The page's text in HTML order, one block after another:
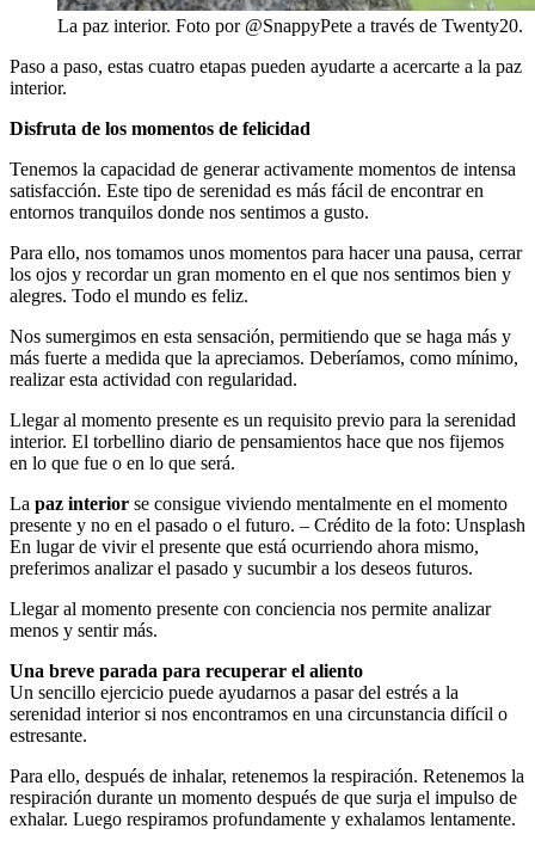
La paz interior. Foto por @SnappyPete a través de Twenty20.
Paso a paso, estas cuatro etapas pueden ayudarte a acercarte a la paz
interior.
Disfruta de los momentos de felicidad
Tenemos la capacidad de generar activamente momentos de intensa
satisfacción. Este tipo de serenidad es más fácil de encontrar en
entornos tranquilos donde nos sentimos a gusto.
Para ello, nos tomamos unos momentos para hacer una pausa, cerrar
los ojos y recordar un gran momento en el que nos sentimos bien y
alegres. Todo el mundo es feliz.
Nos sumergimos en esta sensación, permitiendo que se haga más y
más fuerte a medida que la apreciamos. Deberíamos, como mínimo,
realizar esta actividad con regularidad.
Llegar al momento presente es un requisito previo para la serenidad
interior. El torbellino diario de pensamientos hace que nos fijemos
en lo que fue o en lo que será.
La paz interior se consigue viviendo mentalmente en el momento
presente y no en el pasado o el futuro. – Crédito de la foto: Unsplash
En lugar de vivir el presente que está ocurriendo ahora mismo,
preferimos analizar el pasado y sucumbir a los deseos futuros.
Llegar al momento presente con conciencia nos permite analizar
menos y sentir más.
Una breve parada para recuperar el aliento
Un sencillo ejercicio puede ayudarnos a pasar del estrés a la
serenidad interior si nos encontramos en una circunstancia difícil o
estresante.
Para ello, después de inhalar, retenemos la respiración. Retenemos la
respiración durante un momento después de que surja el impulso de
exhalar. Luego respiramos profundamente y exhalamos lentamente.